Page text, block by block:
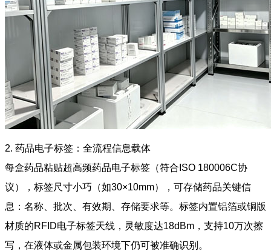
2. 药品电子标签：全流程信息载体
每盒药品粘贴超高频药品电子标签（符合ISO 180006C协
议），标签尺寸小巧（如30×10mm），可存储药品关键信
息：名称、批次、有效期、存储要求等。标签内置铝箔或铜版
材质的RFID电子标签天线，灵敏度达18dBm，支持10万次擦
写，在液体或金属包装环境下仍可被准确识别。